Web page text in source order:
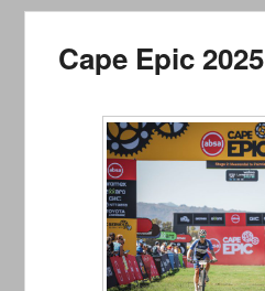
Cape Epic 2025